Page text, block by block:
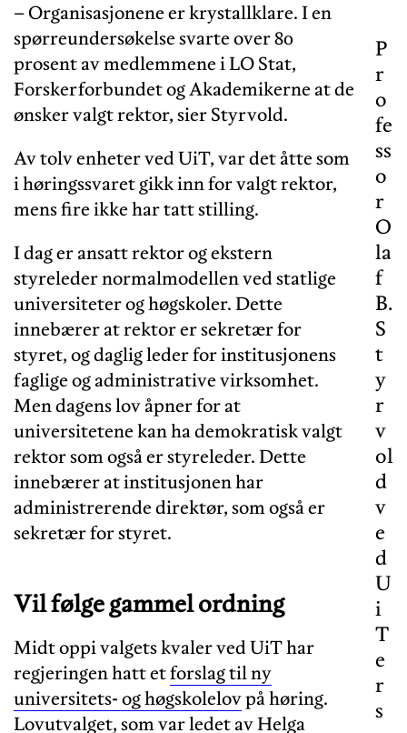
P
r
o
fe
ss
o
r
O
la
f
B.
S
t
y
r
v
ol
d
v
e
d
U
i
T
e
r
s
– Organisasjonene er krystallklare. I en
spørreundersøkelse svarte over 80
prosent av medlemmene i LO Stat,
Forskerforbundet og Akademikerne at de
ønsker valgt rektor, sier Styrvold.
Av tolv enheter ved UiT, var det åtte som
i høringssvaret gikk inn for valgt rektor,
mens fire ikke har tatt stilling.
I dag er ansatt rektor og ekstern
styreleder normalmodellen ved statlige
universiteter og høgskoler. Dette
innebærer at rektor er sekretær for
styret, og daglig leder for institusjonens
faglige og administrative virksomhet.
Men dagens lov åpner for at
universitetene kan ha demokratisk valgt
rektor som også er styreleder. Dette
innebærer at institusjonen har
administrerende direktør, som også er
sekretær for styret.
Vil følge gammel ordning
Midt oppi valgets kvaler ved UiT har
regjeringen hatt etforslag til ny
universitets- og høgskolelovpå høring.
Lovutvalget, som var ledet av Helga